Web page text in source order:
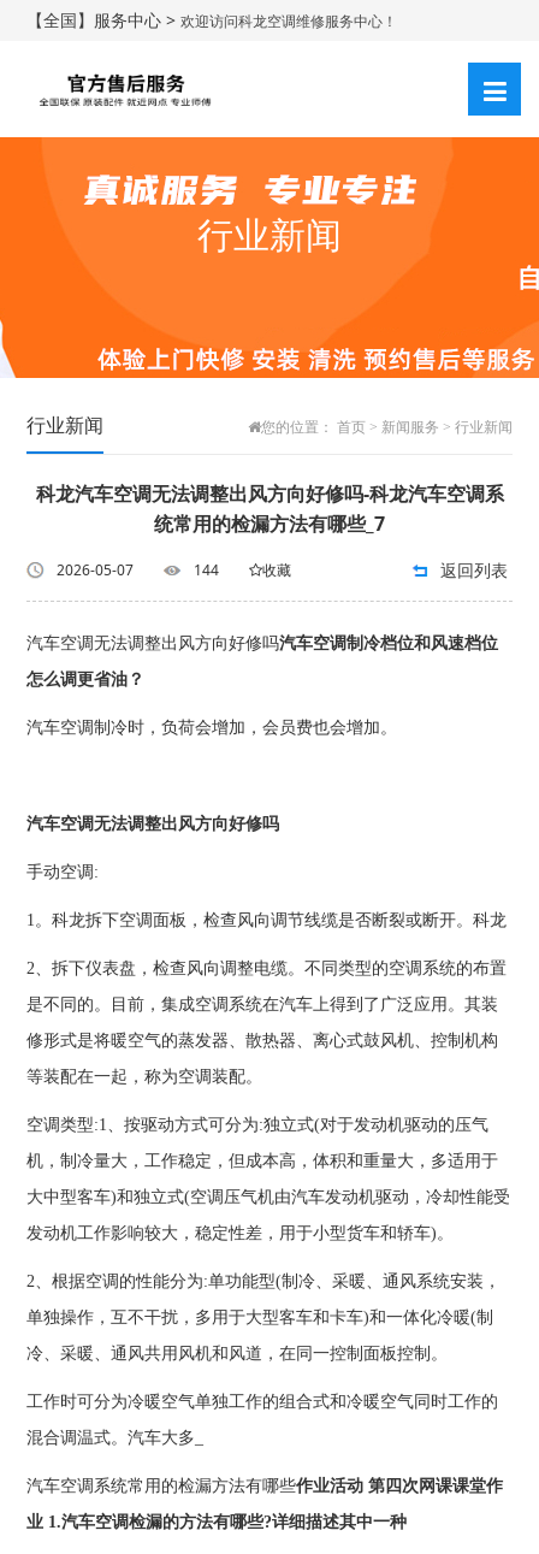
【全国】服务中心 >欢迎访问科龙空调维修服务中心！
行业新闻
行业新闻 您的位置： 首页> 新闻服务 > 行业新闻
科龙汽车空调无法调整出风方向好修吗-科龙汽车空调系
统常用的检漏方法有哪些_7
2026-05-07 144 收藏 返回列表
汽车空调无法调整出风方向好修吗汽车空调制冷档位和风速档位
怎么调更省油？
汽车空调制冷时，负荷会增加，会员费也会增加。
汽车空调无法调整出风方向好修吗
手动空调:
1。科龙拆下空调面板，检查风向调节线缆是否断裂或断开。科龙
2、拆下仪表盘，检查风向调整电缆。不同类型的空调系统的布置
是不同的。目前，集成空调系统在汽车上得到了广泛应用。其装
修形式是将暖空气的蒸发器、散热器、离心式鼓风机、控制机构
等装配在一起，称为空调装配。
空调类型:1、按驱动方式可分为:独立式(对于发动机驱动的压气
机，制冷量大，工作稳定，但成本高，体积和重量大，多适用于
大中型客车)和独立式(空调压气机由汽车发动机驱动，冷却性能受
发动机工作影响较大，稳定性差，用于小型货车和轿车)。
2、根据空调的性能分为:单功能型(制冷、采暖、通风系统安装，
单独操作，互不干扰，多用于大型客车和卡车)和一体化冷暖(制
冷、采暖、通风共用风机和风道，在同一控制面板控制。
工作时可分为冷暖空气单独工作的组合式和冷暖空气同时工作的
混合调温式。汽车大多_
汽车空调系统常用的检漏方法有哪些作业活动 第四次网课课堂作
业 1.汽车空调检漏的方法有哪些?详细描述其中一种